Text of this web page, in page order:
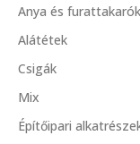
Anya és furattakarók
Alátétek
Csigák
Mix
Építőipari